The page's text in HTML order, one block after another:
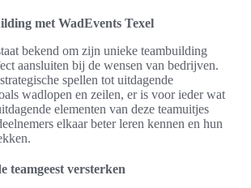
met WadEvents Texel
bekend om zijn unieke teambuilding
aansluiten bij de wensen van bedrijven.
spellen tot uitdagende
wadlopen en zeilen, er is voor ieder wat
elementen van deze teamuitjes
elkaar beter leren kennen en hun
teamgeest versterken